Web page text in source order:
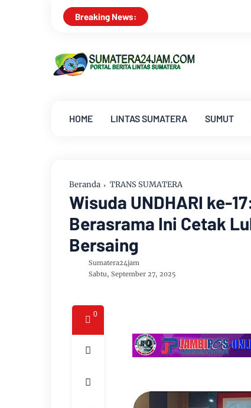
Breaking News:
HOME LINTAS SUMATERA SUMUT
Beranda TRANS SUMATERA
Wisuda UNDHARI ke-
Berasrama Ini Cetak
Bersaing
Sumatera24jam
Sabtu, September 27, 2025
0